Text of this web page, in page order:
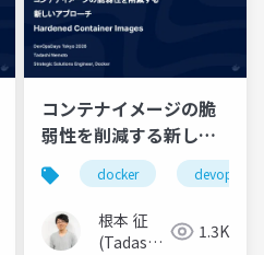
コンテナイメージの脆
弱性を削減する新しい
アプローチ：
Hardened Container
Images
docker devops
根本 征
(Tadashi
1.3K